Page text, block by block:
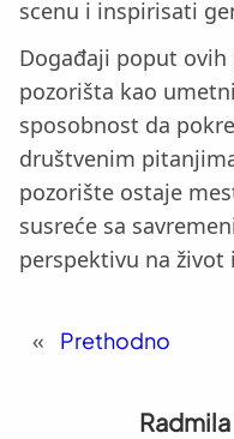
scenu i inspirisati
Događaji poput ovih
pozorišta kao
sposobnost da
društvenim
pozorište ostaje
susreće sa
perspektivu na život
« Prethodno